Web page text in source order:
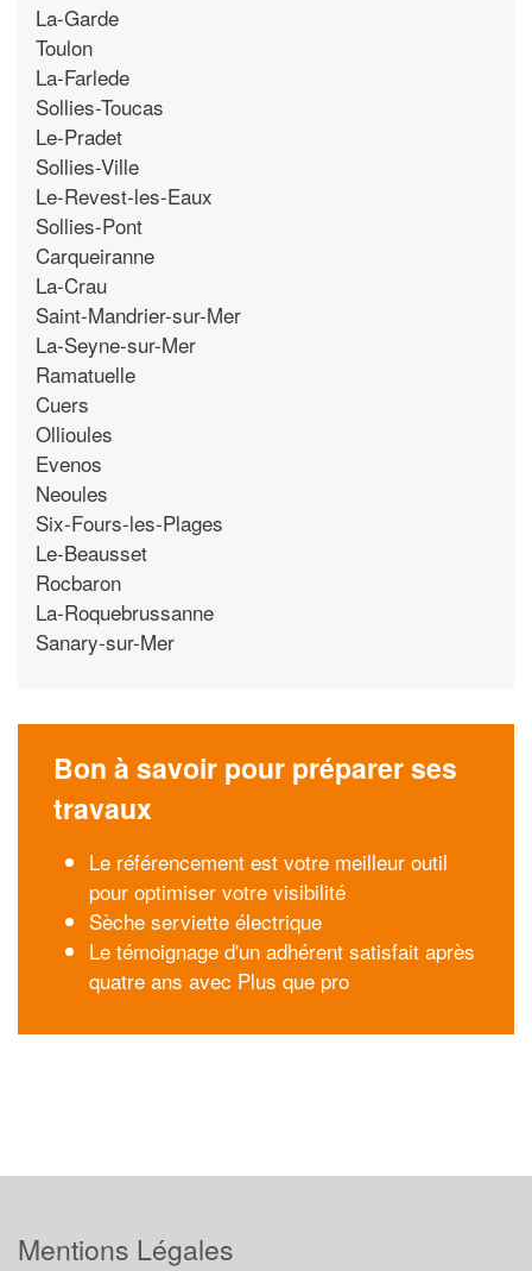
La-Garde
Toulon
La-Farlede
Sollies-Toucas
Le-Pradet
Sollies-Ville
Le-Revest-les-Eaux
Sollies-Pont
Carqueiranne
La-Crau
Saint-Mandrier-sur-Mer
La-Seyne-sur-Mer
Ramatuelle
Cuers
Ollioules
Evenos
Neoules
Six-Fours-les-Plages
Le-Beausset
Rocbaron
La-Roquebrussanne
Sanary-sur-Mer
Bon à savoir pour préparer ses
travaux
Le référencement est votre meilleur outil
pour optimiser votre visibilité
Sèche serviette électrique
Le témoignage d'un adhérent satisfait après
quatre ans avec Plus que pro
Mentions Légales